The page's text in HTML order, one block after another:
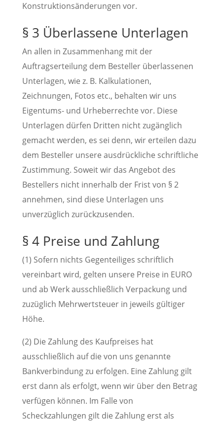
Konstruktionsänderungen vor.
§ 3 Überlassene Unterlagen
An allen in Zusammenhang mit der
Auftragserteilung dem Besteller überlassenen
Unterlagen, wie z. B. Kalkulationen,
Zeichnungen, Fotos etc., behalten wir uns
Eigentums- und Urheberrechte vor. Diese
Unterlagen dürfen Dritten nicht zugänglich
gemacht werden, es sei denn, wir erteilen dazu
dem Besteller unsere ausdrückliche schriftliche
Zustimmung. Soweit wir das Angebot des
Bestellers nicht innerhalb der Frist von § 2
annehmen, sind diese Unterlagen uns
unverzüglich zurückzusenden.
§ 4 Preise und Zahlung
(1) Sofern nichts Gegenteiliges schriftlich
vereinbart wird, gelten unsere Preise in EURO
und ab Werk ausschließlich Verpackung und
zuzüglich Mehrwertsteuer in jeweils gültiger
Höhe.
(2) Die Zahlung des Kaufpreises hat
ausschließlich auf die von uns genannte
Bankverbindung zu erfolgen. Eine Zahlung gilt
erst dann als erfolgt, wenn wir über den Betrag
verfügen können. Im Falle von
Scheckzahlungen gilt die Zahlung erst als